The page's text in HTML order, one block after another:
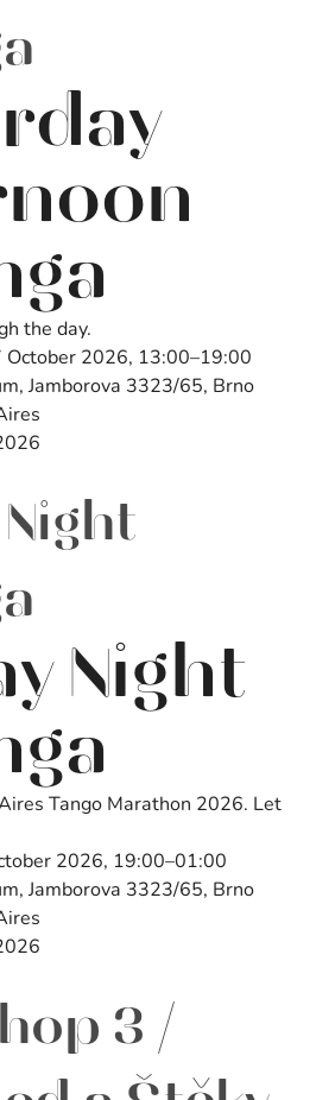
the day.
October 2026, 13:00–19:00
Jamborova 3323/65, Brno
Night
Tango Marathon 2026. Let
2026, 19:00–01:00
Jamborova 3323/65, Brno
3 /